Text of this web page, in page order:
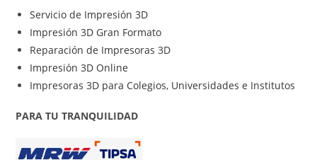
Servicio de Impresión 3D
Impresión 3D Gran Formato
Reparación de Impresoras 3D
Impresión 3D Online
Impresoras 3D para Colegios, Universidades e Institutos
PARA TU TRANQUILIDAD